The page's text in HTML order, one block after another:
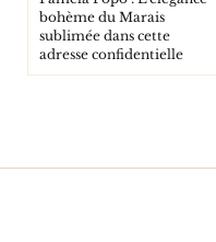
bohème du Marais
sublimée dans cette
adresse confidentielle